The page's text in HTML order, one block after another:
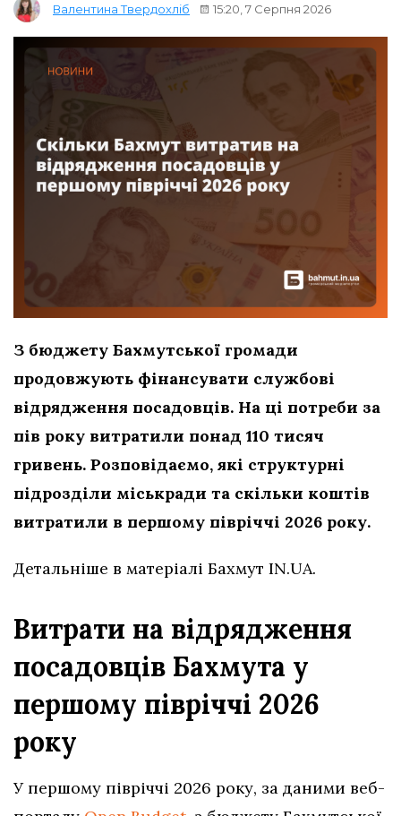
Валентина Твердохліб 15:20, 7 Серпня 2026
З бюджету Бахмутської громади
продовжують фінансувати службові
відрядження посадовців. На ці потреби за
пів року витратили понад 110 тисяч
гривень. Розповідаємо, які структурні
підрозділи міськради та скільки коштів
витратили в першому півріччі 2026 року.
Детальніше в матеріалі Бахмут IN.UA.
Витрати на відрядження
посадовців Бахмута у
першому півріччі 2026
року
У першому півріччі 2026 року, за даними веб-